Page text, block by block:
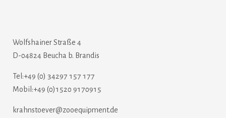
Wolfshainer Straße 4
D-04824 Beucha b. Brandis
Tel:+49 (0) 34297 157 177
Mobil:+49 (0)1520 9170915
krahnstoever@zooequipment.de